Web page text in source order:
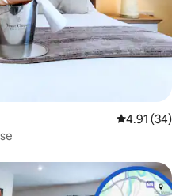
Calificación
4.91 (34)